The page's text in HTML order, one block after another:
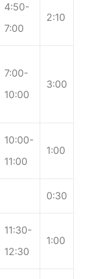
4:50-
7:00
2:10
7:00-
10:00
3:00
10:00-
11:00
1:00
0:30
11:30-
12:30
1:00